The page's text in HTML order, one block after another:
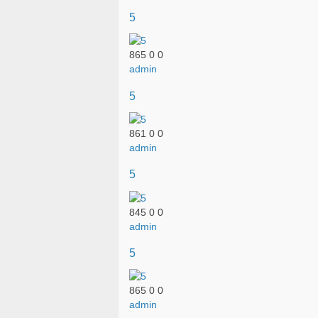
5
865 0 0
admin
5
861 0 0
admin
5
845 0 0
admin
5
865 0 0
admin